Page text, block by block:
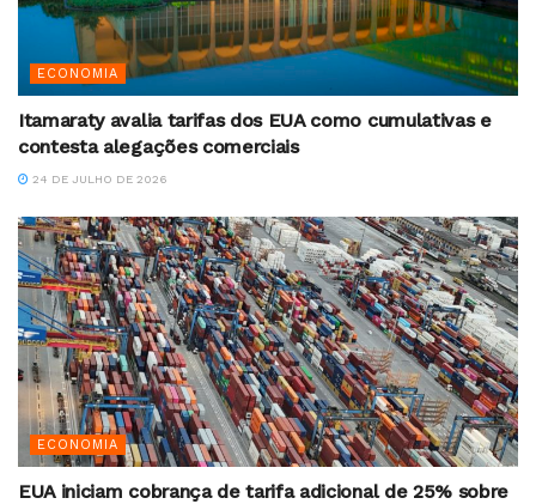
ECONOMIA
Itamaraty avalia tarifas dos EUA como cumulativas e
contesta alegações comerciais
24 DE JULHO DE 2026
ECONOMIA
EUA iniciam cobrança de tarifa adicional de 25% sobre